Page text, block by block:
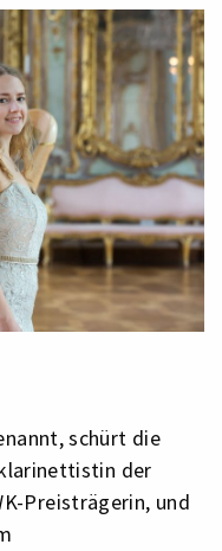
schürt die
der
Preisträgerin, und